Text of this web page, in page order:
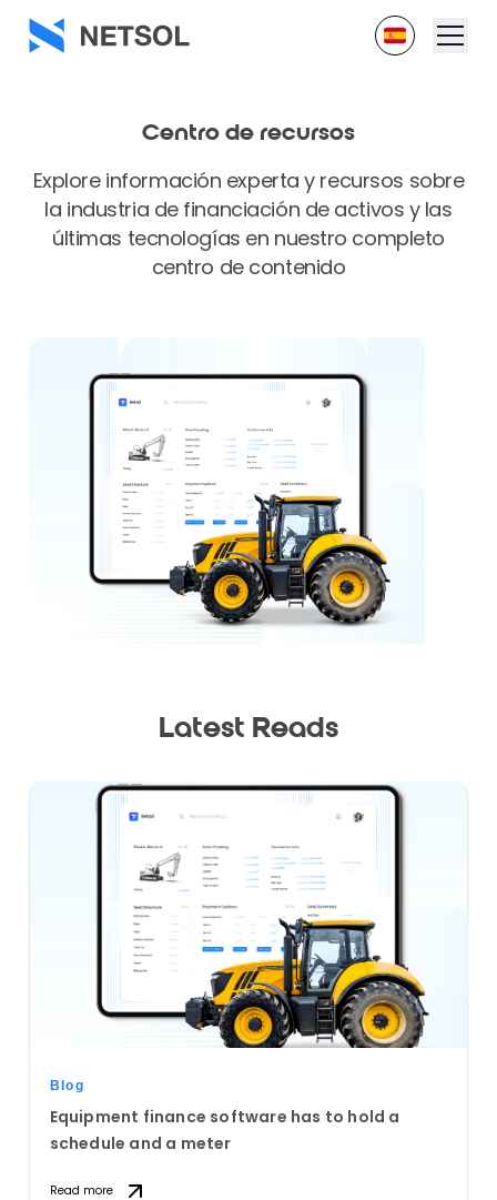
Centro de recursos
Explore información experta y recursos sobre
la industria de financiación de activos y las
últimas tecnologías en nuestro completo
centro de contenido
Latest Reads
Blog
Equipment finance software has to hold a
schedule and a meter
Read more